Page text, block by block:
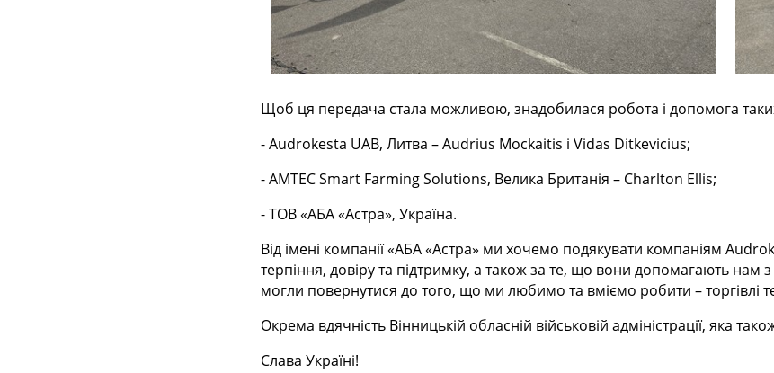
Щоб ця передача стала можливою, знадобилася робота і допомога
- Audrokesta UAB, Литва – Audrius Mockaitis і Vidas Ditkevicius;
- AMTEC Smart Farming Solutions, Велика Британія – Charlton Ellis;
- ТОВ «АБА «Астра», Україна.
Від імені компанії «АБА «Астра» ми хочемо подякувати компаніям
терпіння, довіру та підтримку, а також за те, що вони допомагають
могли повернутися до того, що ми любимо та вміємо робити – торгівлі
Окрема вдячність Вінницькій обласній військовій адміністрації, яка
Слава Україні!